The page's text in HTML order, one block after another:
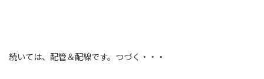
続いては、配管＆配線です。つづく・・・